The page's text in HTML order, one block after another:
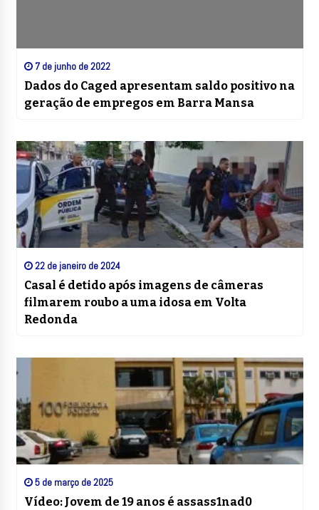
7 de junho de 2022
Dados do Caged apresentam saldo positivo na
geração de empregos em Barra Mansa
22 de janeiro de 2024
Casal é detido após imagens de câmeras
filmarem roubo a uma idosa em Volta
Redonda
5 de março de 2025
Vídeo: Jovem de 19 anos é assass1nad0